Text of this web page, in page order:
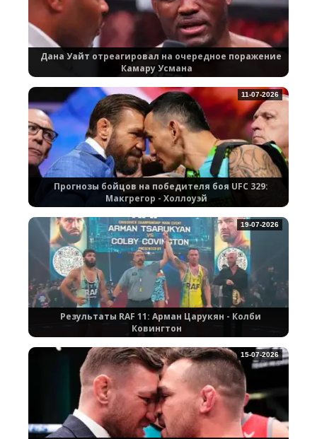
Дана Уайт отреагировал на очередное поражение
Камару Усмана
Прогнозы бойцов на победителя боя UFC 329:
Макгрегор - Холлоуэй
11-07-2026
Результаты RAF 11: Арман Царукян - Колби
Ковингтон
19-07-2026
15-07-2026